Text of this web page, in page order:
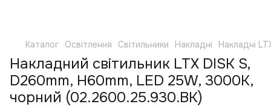
Каталог Освітлення Світильники Накладні Накладні
Накладний світильник LTX DISK S,
D260mm, H60mm, LED 25W, 3000К,
чорний (02.2600.25.930.BK)